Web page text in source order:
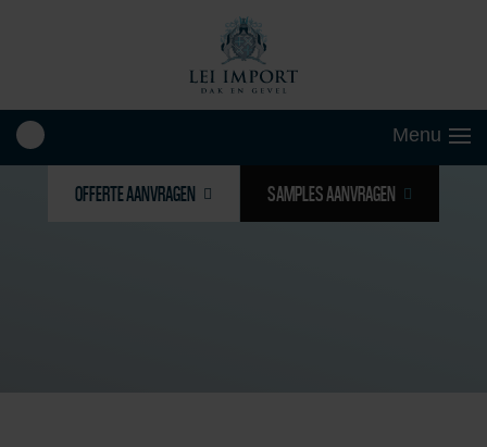
OFFERTE AANVRAGEN SAMPLES AANVRAGEN